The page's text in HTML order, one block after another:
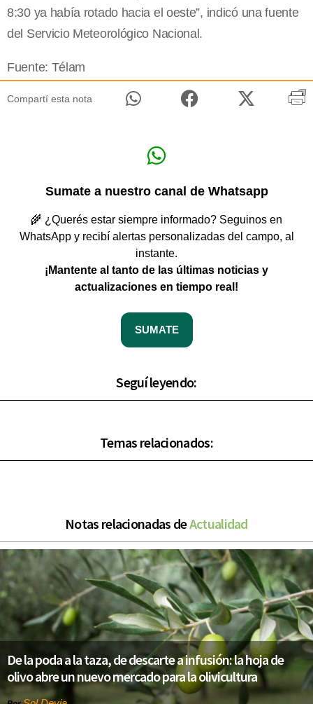
8:30 ya había rotado hacia el oeste”, indicó una fuente
del Servicio Meteorológico Nacional.
Fuente: Télam
Compartí esta nota
Sumate a nuestro canal de Whatsapp
🌾 ¿Querés estar siempre informado? Seguinos en
WhatsApp y recibí alertas personalizadas del campo, al
instante.
¡Mantente al tanto de las últimas noticias y
actualizaciones en tiempo real!
SUMATE
Seguí leyendo:
Temas relacionados:
Notas relacionadas deActualidad
De la poda a la taza, de descarte a infusión: la hoja de
olivo abre un nuevo mercado para la olivicultura